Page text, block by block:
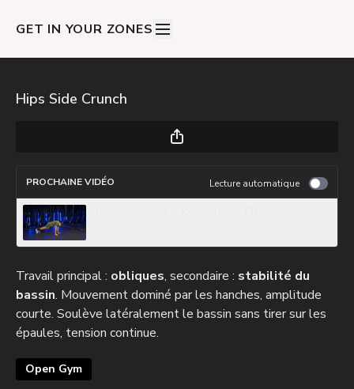
GET IN YOUR ZONES
Hips Side Crunch
PROCHAINE VIDÉO Lecture automatique
Travail principal : obliques, secondaire : stabilité du
bassin. Mouvement dominé par les hanches, amplitude
courte. Soulève latéralement le bassin sans tirer sur les
épaules, tension continue.
Open Gym